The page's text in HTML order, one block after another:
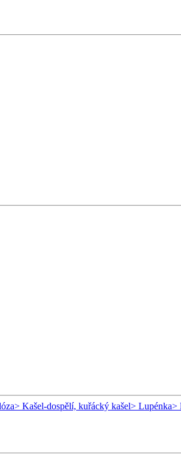
> Kašel-dospělí, kuřácký kašel> Lupénka>